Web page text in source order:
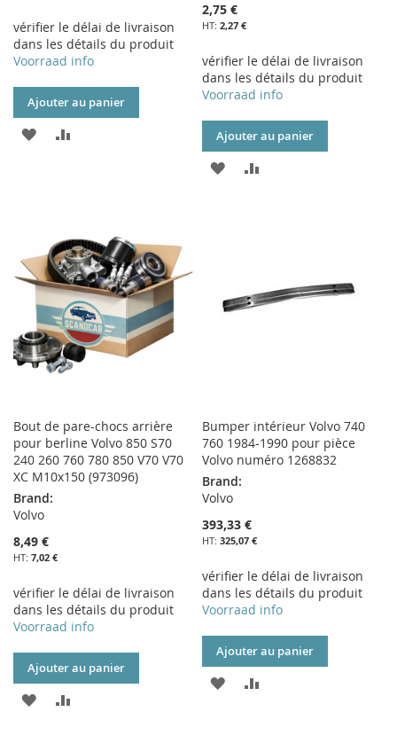
vérifier le délai de livraison
dans les détails du produit
Voorraad info
Ajouter au panier
AJOUTER
D’ENVIE
2,75 €
2,27 €
vérifier le délai de livraison
dans les détails du produit
Voorraad info
Ajouter au panier
AJOUTER
D’ENVIE
Bout de pare-chocs arrière
pour berline Volvo 850 S70
240 260 760 780 850 V70 V70
XC M10x150 (973096)
Brand:
Volvo
8,49 €
7,02 €
vérifier le délai de livraison
dans les détails du produit
Voorraad info
Ajouter au panier
AJOUTER
Bumper intérieur Volvo 740
760 1984-1990 pour pièce
Volvo numéro 1268832
Brand:
Volvo
393,33 €
325,07 €
vérifier le délai de livraison
dans les détails du produit
Voorraad info
Ajouter au panier
AJOUTER